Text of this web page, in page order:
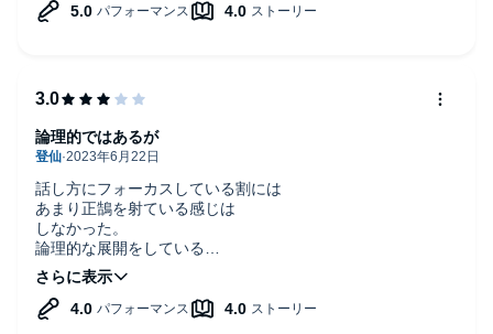
話し方にフォーカスしている割には
あまり正鵠を射ている感じは
しなかった。
論理的な展開をしている
印象はもの凄く受けるのだが、
全体の印象が薄いと思ってしまった。
引用を正確にしようとして
論理的ではあるが